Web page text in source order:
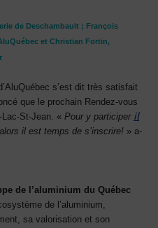
de Deschambault ; François
et Christian Fortin,
s’est dit très satisfait
que le prochain Rendez-vous
St-Jean. « Pour y participer il
il est temps de s’inscrire! » a-
de l’aluminium du Québec
de l’aluminium,
sa valorisation et son